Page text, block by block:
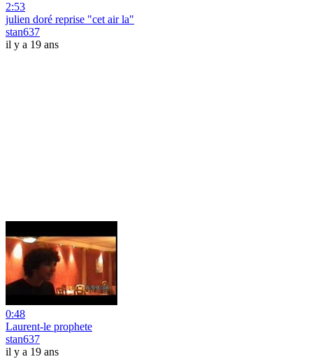
2:53
julien doré reprise "cet air la"
stan637
il y a 19 ans
0:48
Laurent-le prophete
stan637
il y a 19 ans